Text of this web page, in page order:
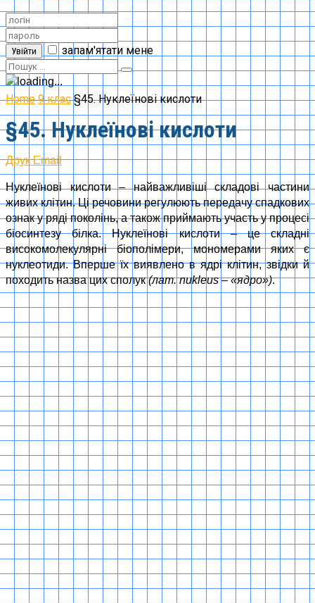
Увійти запам'ятати мене
Home 9 клас §45. Нуклеїнові кислоти
§45. Нуклеїнові кислоти
Друк Email
Нуклеїнові кислоти – найважливіші складові частини
живих клітин. Ці речовини регулюють передачу спадкових
ознак у ряді поколінь, а також приймають участь у процесі
біосинтезу білка. Нуклеїнові кислоти – це складні
високомолекулярні біополімери, мономерами яких є
нуклеотиди. Вперше їх виявлено в ядрі клітин, звідки й
походить назва цих сполук(лат. nukleus – «ядро»).